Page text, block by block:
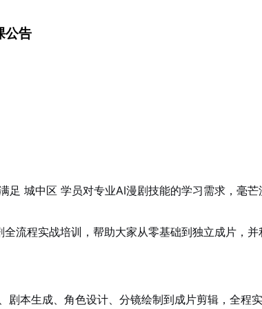
公告
足 城中区 学员对专业AI漫剧技能的学习需求，
流程实战培训，帮助大家从零基础到独立成片，
剧本生成、角色设计、分镜绘制到成片剪辑，全